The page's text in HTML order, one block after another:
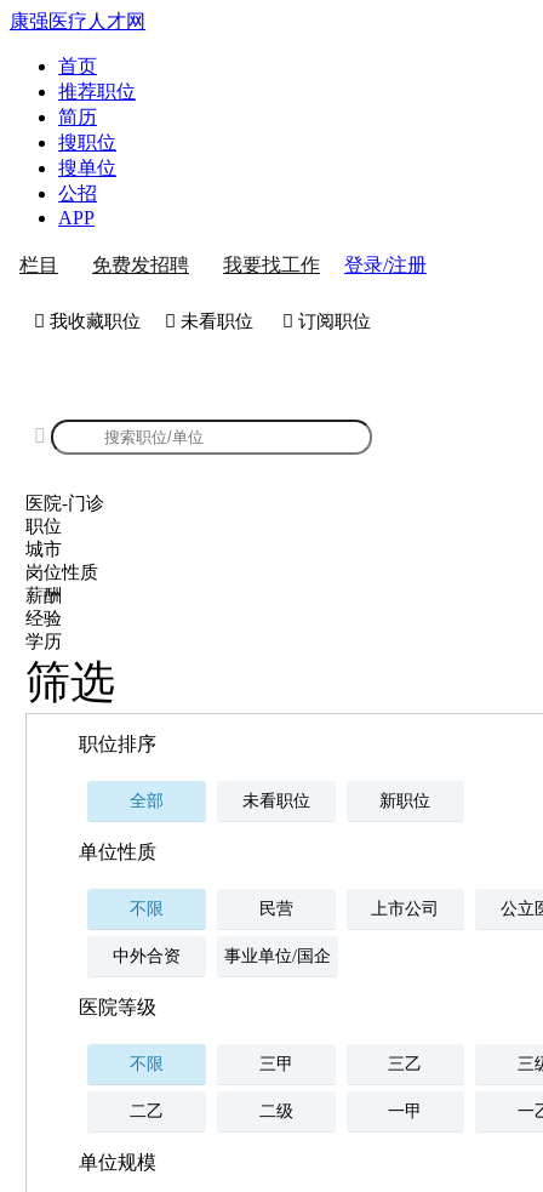
康强医疗人才网
首页
推荐职位
简历
搜职位
搜单位
公招
APP
栏目 免费发招聘 我要找工作 登录/注册
 我收藏职位  未看职位  订阅职位

医院-门诊
职位
城市
岗位性质
薪酬
经验
学历
筛选
职位排序
全部 未看职位 新职位
单位性质
不限 民营 上市公司 公立
中外合资 事业单位/国企
医院等级
不限 三甲 三乙 三
二乙 二级 一甲 一
单位规模